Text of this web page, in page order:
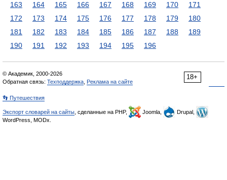
163
164 165 166 167 168 169 170
171
172
173 174 175 176 177 178 179
180
181
182 183 184 185 186 187 188
189
190
191 192 193 194 195 196
18+
© Академик, 2000-2026
Обратная связь: Техподдержка Реклама на сайте
👣 Путешествия
Экспорт словарей на сайты , сделанные на PHP, Joomla,
Drupal,
WordPress, MODx.